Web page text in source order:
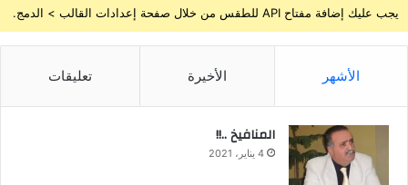
يجب عليك إضافة مفتاح API للطقس من خلال صفحة إعدادات القالب > الدمج.
الأشهر الأخيرة تعليقات
المنافيخ ..!!
4 يناير، 2021